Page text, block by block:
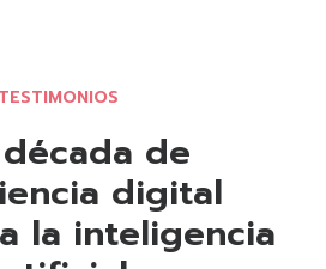
TESTIMONIOS
de
digital
la inteligencia